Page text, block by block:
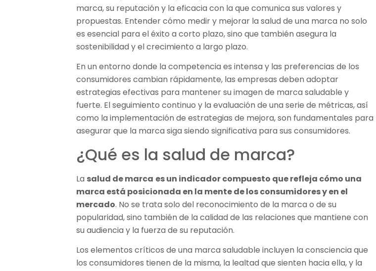
marca, su reputación y la eficacia con la que comunica sus valores y
propuestas. Entender cómo medir y mejorar la salud de una marca no solo
es esencial para el éxito a corto plazo, sino que también asegura la
sostenibilidad y el crecimiento a largo plazo.
En un entorno donde la competencia es intensa y las preferencias de los
consumidores cambian rápidamente, las empresas deben adoptar
estrategias efectivas para mantener su imagen de marca saludable y
fuerte. El seguimiento continuo y la evaluación de una serie de métricas, así
como la implementación de estrategias de mejora, son fundamentales para
asegurar que la marca siga siendo significativa para sus consumidores.
¿Qué es la salud de marca?
La salud de marca es un indicador compuesto que refleja cómo una
marca está posicionada en la mente de los consumidores y en el
mercado. No se trata solo del reconocimiento de la marca o de su
popularidad, sino también de la calidad de las relaciones que mantiene con
su audiencia y la fuerza de su reputación.
Los elementos críticos de una marca saludable incluyen la consciencia que
los consumidores tienen de la misma, la lealtad que sienten hacia ella, y la